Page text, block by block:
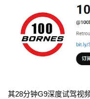
其28分钟G9深度试驾视